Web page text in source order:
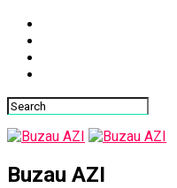
Buzau AZI